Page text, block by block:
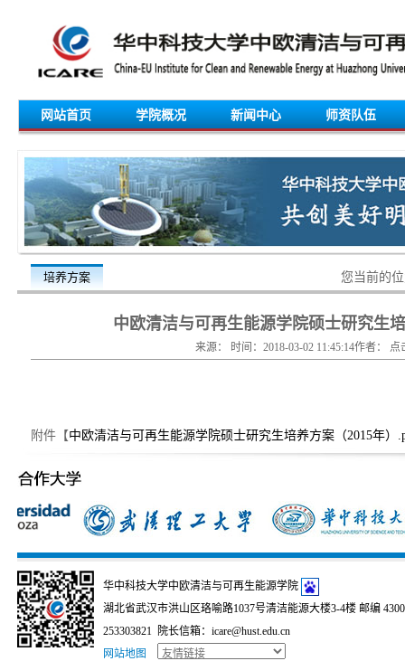
网站首页 学院概况 新闻中心 师资队伍
培养方案 您当前的
中欧清洁与可再生能源学院硕士研究生
来源： 时间：2018-03-02 11:45:14作者： 点
附件【中欧清洁与可再生能源学院硕士研究生培养方案（2015年）
华中科技大学中欧清洁与可再生能源学院
湖北省武汉市洪山区珞喻路1037号清洁能源大楼3-4楼 邮编
253303821 院长信箱：icare@hust.edu.cn
网站地图